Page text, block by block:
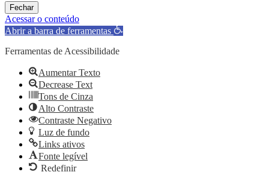
Fechar
Acessar o conteúdo
Abrir a barra de ferramentas
Ferramentas de Acessibilidade
Aumentar Texto
Decrease Text
Tons de Cinza
Alto Contraste
Contraste Negativo
Luz de fundo
Links ativos
Fonte legível
Redefinir